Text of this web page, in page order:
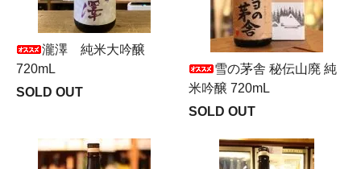
瀧澤 純米大吟醸
720mL
SOLD OUT
雪の茅舎 秘伝山廃 純
米吟醸 720mL
SOLD OUT